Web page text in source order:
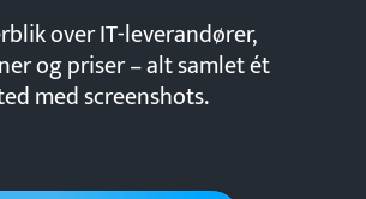
over IT-leverandører,
og priser – alt samlet ét
med screenshots.